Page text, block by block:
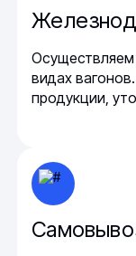
Осуществляем
видах
продукции,